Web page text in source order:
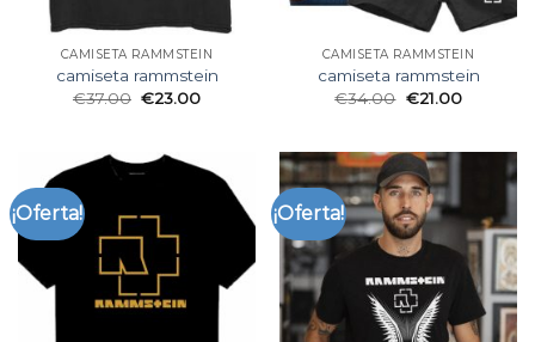
CAMISETA RAMMSTEIN
camiseta rammstein
€37.00 €23.00
CAMISETA RAMMSTEIN
camiseta rammstein
€34.00 €21.00
¡Oferta! ¡Oferta!